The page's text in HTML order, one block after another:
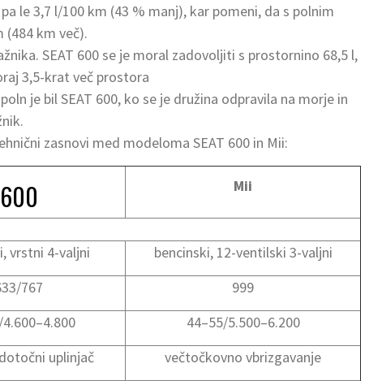
le 3,7 l/100 km (43 % manj), kar pomeni, da s polnim
(484 km več).
SEAT 600 se je moral zadovoljiti s prostornino 68,5 l,
3,5-krat več prostora
je bil SEAT 600, ko se je družina odpravila na morje in
zasnovi med modeloma SEAT 600 in Mii:
600 Mii
vrstni 4-valjni bencinski, 12-ventilski 3-valjni
767 999
44–55/5.500–6.200
uplinjač
večtočkovno vbrizgavanje